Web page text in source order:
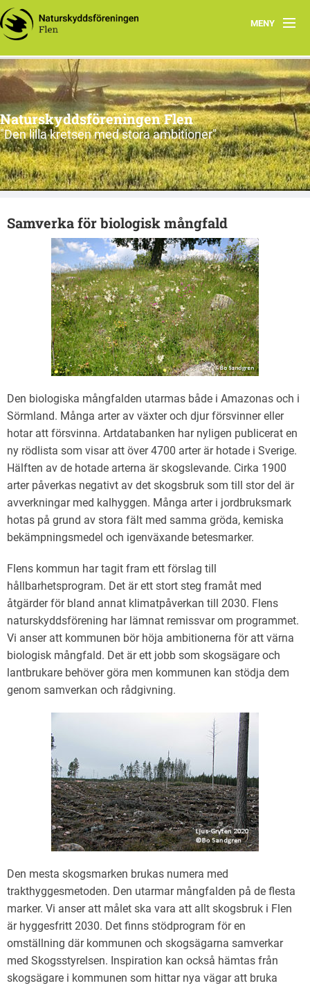
MENY
Hem
Välkommen
Program
Styrelse
Arkiv
Skogens vänner i Hälleforsnäs
Naturskyddsföreningen Flen
"Den lilla kretsen med stora ambitioner"
Samverka för biologisk mångfald
Den biologiska mångfalden utarmas både i Amazonas och i
Sörmland. Många arter av växter och djur försvinner eller
hotar att försvinna. Artdatabanken har nyligen publicerat en
ny rödlista som visar att över 4700 arter är hotade i Sverige.
Hälften av de hotade arterna är skogslevande. Cirka 1900
arter påverkas negativt av det skogsbruk som till stor del är
avverkningar med kalhyggen. Många arter i jordbruksmark
hotas på grund av stora fält med samma gröda, kemiska
bekämpningsmedel och igenväxande betesmarker.
Flens kommun har tagit fram ett förslag till
hållbarhetsprogram. Det är ett stort steg framåt med
åtgärder för bland annat klimatpåverkan till 2030. Flens
naturskyddsförening har lämnat remissvar om programmet.
Vi anser att kommunen bör höja ambitionerna för att värna
biologisk mångfald. Det är ett jobb som skogsägare och
lantbrukare behöver göra men kommunen kan stödja dem
genom samverkan och rådgivning.
Den mesta skogsmarken brukas numera med
trakthyggesmetoden. Den utarmar mångfalden på de flesta
marker. Vi anser att målet ska vara att allt skogsbruk i Flen
är hyggesfritt 2030. Det finns stödprogram för en
omställning där kommunen och skogsägarna samverkar
med Skogsstyrelsen. Inspiration kan också hämtas från
skogsägare i kommunen som hittar nya vägar att bruka